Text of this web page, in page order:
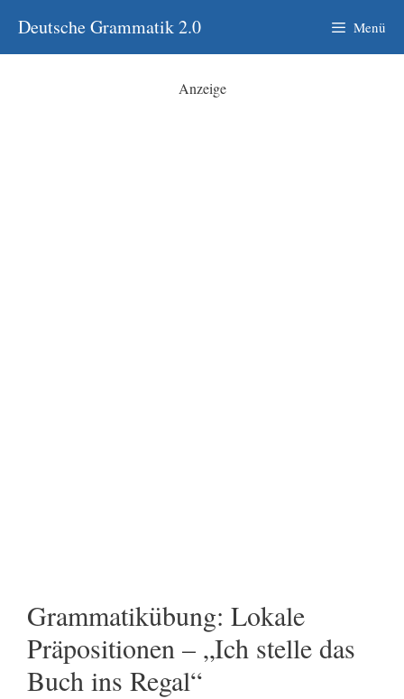
Inhalt
springen
Deutsche Grammatik 2.0 Menü
Anzeige
Grammatikübung: Lokale
Präpositionen – „Ich stelle das
Buch ins Regal“